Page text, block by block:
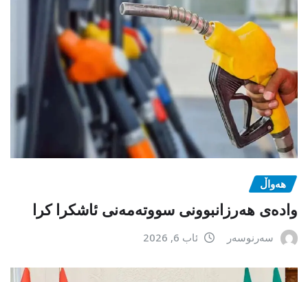
هەواڵ
وادەی هەرزانبوونی سووتەمەنی ئاشکرا کرا
سەرنوسەر ئاب 6, 2026